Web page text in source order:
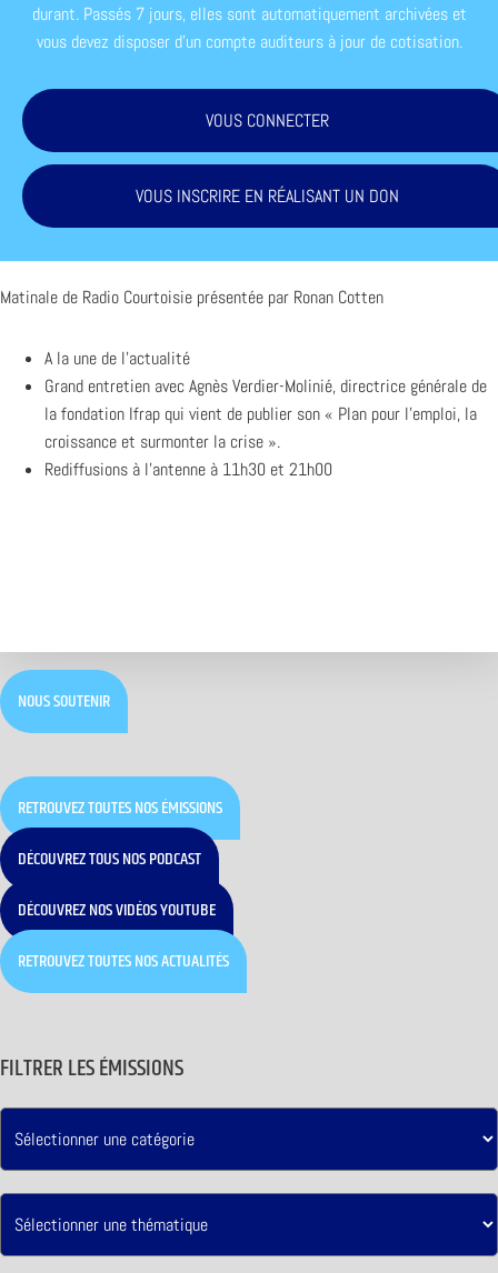
durant. Passés 7 jours, elles sont automatiquement archivées et
vous devez disposer d'un compte auditeurs à jour de cotisation.
VOUS CONNECTER
VOUS INSCRIRE EN RÉALISANT UN DON
Matinale de Radio Courtoisie présentée par Ronan Cotten
A la une de l’actualité
Grand entretien avec Agnès Verdier-Molinié, directrice générale de
la fondation Ifrap qui vient de publier son « Plan pour l’emploi, la
croissance et surmonter la crise ».
Rediffusions à l’antenne à 11h30 et 21h00
NOUS SOUTENIR
RETROUVEZ TOUTES NOS ÉMISSIONS
DÉCOUVREZ TOUS NOS PODCAST
DÉCOUVREZ NOS VIDÉOS YOUTUBE
RETROUVEZ TOUTES NOS ACTUALITÉS
FILTRER LES ÉMISSIONS